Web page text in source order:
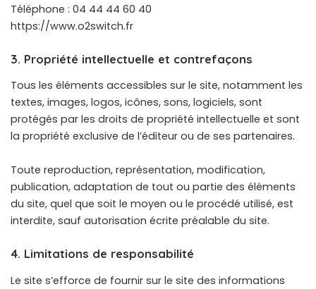
Téléphone : 04 44 44 60 40
https://www.o2switch.fr
3. Propriété intellectuelle et contrefaçons
Tous les éléments accessibles sur le site, notamment les
textes, images, logos, icônes, sons, logiciels, sont
protégés par les droits de propriété intellectuelle et sont
la propriété exclusive de l’éditeur ou de ses partenaires.
Toute reproduction, représentation, modification,
publication, adaptation de tout ou partie des éléments
du site, quel que soit le moyen ou le procédé utilisé, est
interdite, sauf autorisation écrite préalable du site.
4. Limitations de responsabilité
Le site s’efforce de fournir sur le site des informations